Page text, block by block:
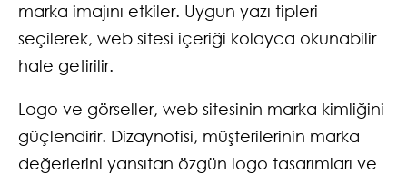
marka imajını etkiler. Uygun yazı tipleri
seçilerek, web sitesi içeriği kolayca okunabilir
hale getirilir.
Logo ve görseller, web sitesinin marka kimliğini
güçlendirir. Dizaynofisi, müşterilerinin marka
değerlerini yansıtan özgün logo tasarımları ve